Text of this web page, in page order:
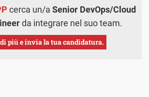
cerca un/a Senior DevOps/Cloud
da integrare nel suo team.
più e invia la tua candidatura.